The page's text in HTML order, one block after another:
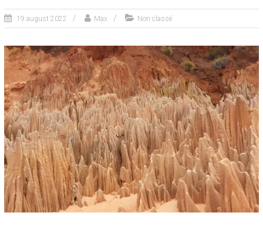
19 august 2022 Max Non classé